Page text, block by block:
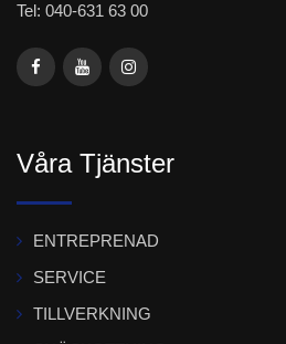
Tel: 040-631 63 00
Våra Tjänster
ENTREPRENAD
SERVICE
TILLVERKNING